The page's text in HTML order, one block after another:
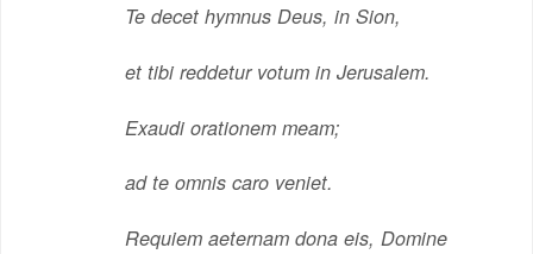
Te decet hymnus Deus, in Sion,
et tibi reddetur votum in Jerusalem.
Exaudi orationem meam;
ad te omnis caro veniet.
Requiem aeternam dona eis, Domine